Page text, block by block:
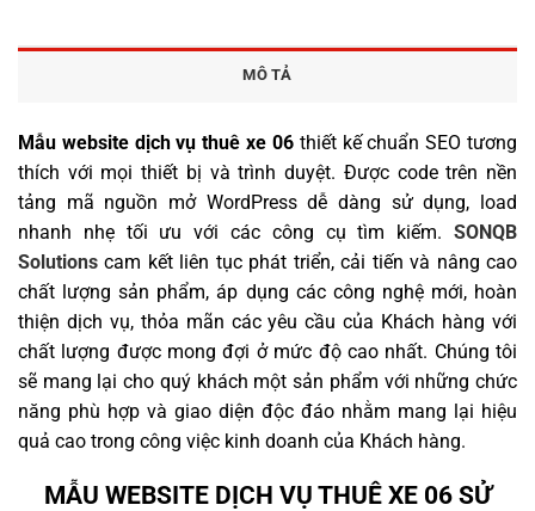
MÔ TẢ
Mẫu website dịch vụ thuê xe 06thiết kế chuẩn SEO tương
thích với mọi thiết bị và trình duyệt. Được code trên nền
tảng mã nguồn mở WordPress dễ dàng sử dụng, load
nhanh nhẹ tối ưu với các công cụ tìm kiếm. SONQB
Solutions cam kết liên tục phát triển, cải tiến và nâng cao
chất lượng sản phẩm, áp dụng các công nghệ mới, hoàn
thiện dịch vụ, thỏa mãn các yêu cầu của Khách hàng với
chất lượng được mong đợi ở mức độ cao nhất. Chúng tôi
sẽ mang lại cho quý khách một sản phẩm với những chức
năng phù hợp và giao diện độc đáo nhằm mang lại hiệu
quả cao trong công việc kinh doanh của Khách hàng.
MẪU WEBSITE DỊCH VỤ THUÊ XE 06 SỬ